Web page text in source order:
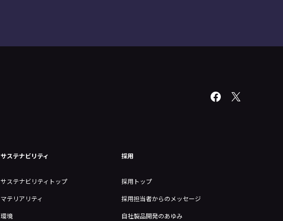
サステナビリティ
サステナビリティトップ
マテリアリティ
環境
採用
採用トップ
採用担当者からのメッセージ
自社製品開発のあゆみ